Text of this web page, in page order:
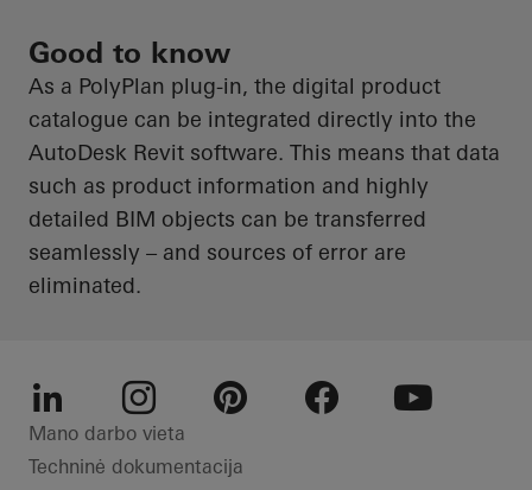
Good to know
As a PolyPlan plug-in, the digital product
catalogue can be integrated directly into the
AutoDesk Revit software. This means that data
such as product information and highly
detailed BIM objects can be transferred
seamlessly – and sources of error are
eliminated.
LinkedIn Instagram
Mano darbo vieta
Techninė dokumentacija